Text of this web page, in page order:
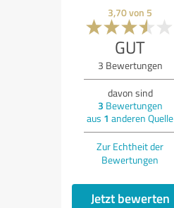
3,70von 5
GUT
3 Bewertungen
davon sind
3 Bewertungen
aus 1 anderen Quelle
Zur Echtheit der
Bewertungen
Jetzt bewerten